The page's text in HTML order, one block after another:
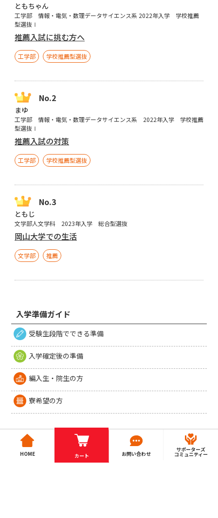
ともちゃん
工学部 情報・電気・数理データサイエンス系 2022年入学 学校推薦
型選抜Ⅰ
推薦入試に挑む方へ
工学部 学校推薦型選抜
まゆ
工学部 情報・電気・数理データサイエンス系 2022年入学 学校推薦
型選抜Ⅰ
推薦入試の対策
工学部 学校推薦型選抜
ともじ
文学部人文学科 2023年入学 総合型選抜
岡山大学での生活
文学部 推薦
入学準備ガイド
受験生段階でできる準備
入学確定後の準備
編入生・院生の方
寮希望の方
HOME カート お問い合わせ
サポーターズ
コミュニティー